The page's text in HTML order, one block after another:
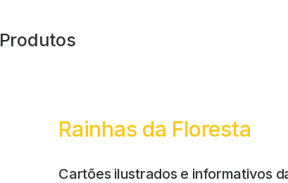
Produtos
Rainhas da Floresta
Cartões ilustrados e informativos